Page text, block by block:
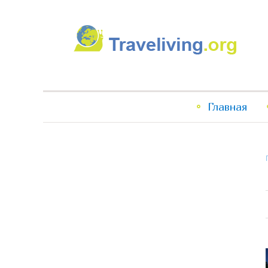
Traveliving
Главная